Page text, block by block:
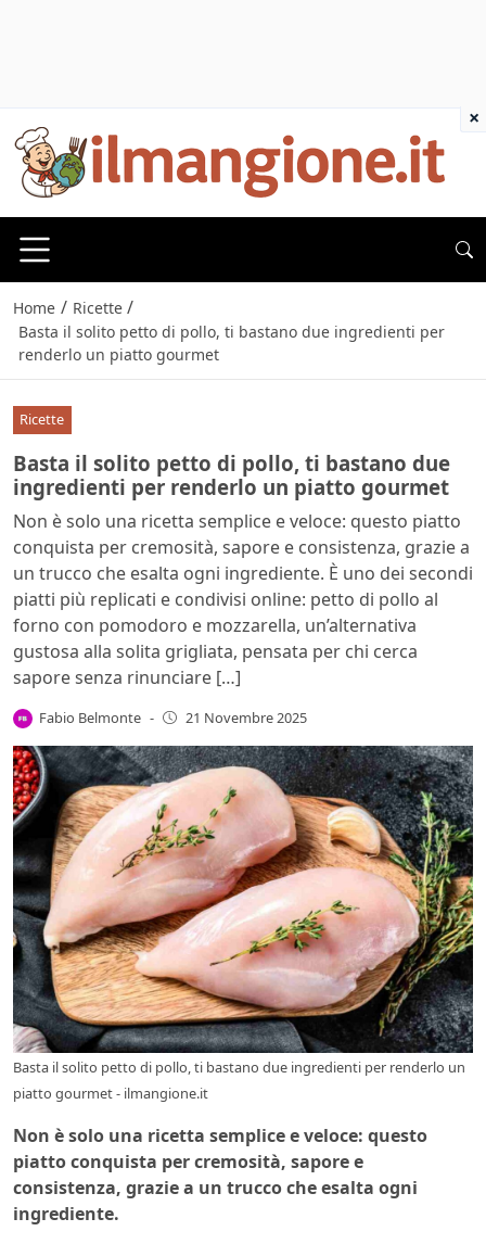
Home / Ricette /
Basta il solito petto di pollo, ti bastano due ingredienti per
renderlo un piatto gourmet
Ricette
Basta il solito petto di pollo, ti bastano due
ingredienti per renderlo un piatto gourmet
Non è solo una ricetta semplice e veloce: questo piatto
conquista per cremosità, sapore e consistenza, grazie a
un trucco che esalta ogni ingrediente. È uno dei secondi
piatti più replicati e condivisi online: petto di pollo al
forno con pomodoro e mozzarella, un’alternativa
gustosa alla solita grigliata, pensata per chi cerca
sapore senza rinunciare […]
Fabio Belmonte - 21 Novembre 2025
Basta il solito petto di pollo, ti bastano due ingredienti per renderlo un
piatto gourmet - ilmangione.it
Non è solo una ricetta semplice e veloce: questo
piatto conquista per cremosità, sapore e
consistenza, grazie a un trucco che esalta ogni
ingrediente.
×